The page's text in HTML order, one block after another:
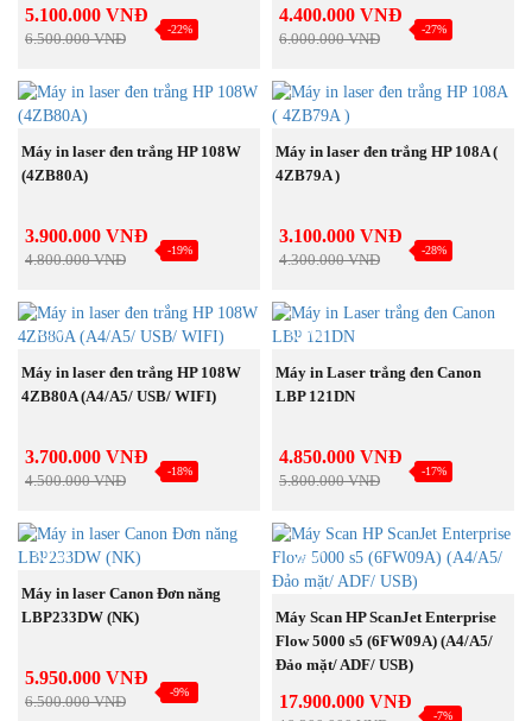
5.100.000 VNĐ
6.500.000 VNĐ
-22%
4.400.000 VNĐ
6.000.000 VNĐ
-27%
MUA NGAY
Máy in laser đen trắng HP 108W
(4ZB80A)
3.900.000 VNĐ
4.800.000 VNĐ
-19%
MUA NGAY
Máy in laser đen trắng HP 108A (
4ZB79A )
3.100.000 VNĐ
4.300.000 VNĐ
-28%
NEW
MUA NGAY
Máy in laser đen trắng HP 108W
4ZB80A (A4/A5/ USB/ WIFI)
3.700.000 VNĐ
4.500.000 VNĐ
-18%
NEW
MUA NGAY
Máy in Laser trắng đen Canon
LBP 121DN
4.850.000 VNĐ
5.800.000 VNĐ
-17%
NEW
MUA NGAY
Máy in laser Canon Đơn năng
LBP233DW (NK)
5.950.000 VNĐ
6.500.000 VNĐ
-9%
NEW
MUA NGAY
Máy Scan HP ScanJet Enterprise
Flow 5000 s5 (6FW09A) (A4/A5/
Đảo mặt/ ADF/ USB)
17.900.000 VNĐ
-7%